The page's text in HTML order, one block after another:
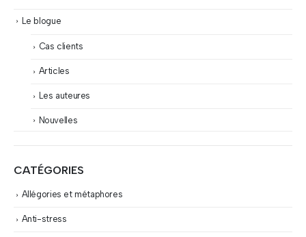
Le blogue
Cas clients
Articles
Les auteures
Nouvelles
CATÉGORIES
Allégories et métaphores
Anti-stress